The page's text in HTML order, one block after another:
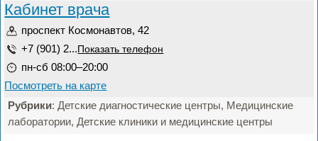
Кабинет врача
проспект Космонавтов, 42
+7 (901) 2... Показать телефон
пн-сб 08:00–20:00
Посмотреть на карте
Рубрики: Детские диагностические центры, Медицинские
лаборатории, Детские клиники и медицинские центры